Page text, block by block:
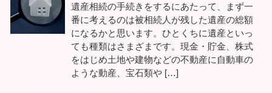
遺産相続の手続きをするにあたって、まず一
番に考えるのは被相続人が残した遺産の総額
になるかと思います。ひとくちに遺産といっ
ても種類はさまざまです。現金・貯金、株式
をはじめ土地や建物などの不動産に自動車の
ような動産、宝石類や […]